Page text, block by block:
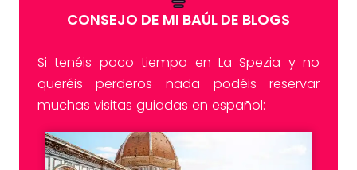
CONSEJO DE MI BAÚL DE BLOGS
Si tenéis poco tiempo en La Spezia y no
queréis perderos nada podéis reservar
muchas visitas guiadas en español: